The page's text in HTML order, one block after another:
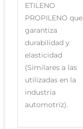
ETILENO
PROPILENO que
garantiza
durabilidad y
elasticidad
(Similares a las
utilizadas en la
industria
automotríz).